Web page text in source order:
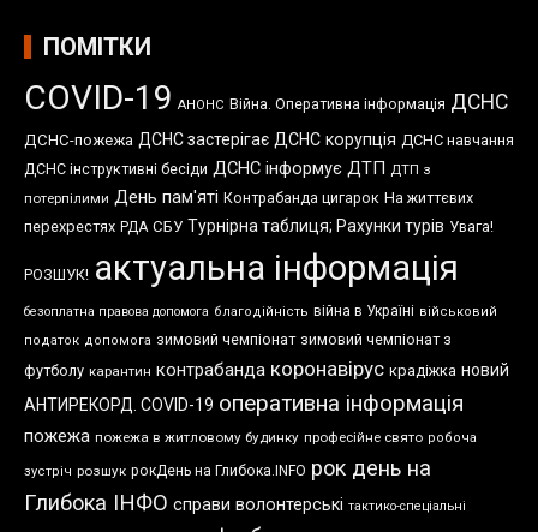
ПОМІТКИ
COVID-19 АНОНС Війна. Оперативна інформація ДСНС
ДСНС-пожежа ДСНС застерігає ДСНС корупція ДСНС навчання
ДСНС інструктивні бесіди ДСНС інформує ДТП ДТП з
потерпілими День пам'яті Контрабанда цигарок На життєвих
перехрестях РДА СБУ Турнірна таблиця; Рахунки турів Увага!
РОЗШУК! актуальна інформація
безоплатна правова допомога благодійність війна в Україні військовий
податок допомога зимовий чемпіонат зимовий чемпіонат з
футболу карантин контрабанда коронавірус крадіжка новий
АНТИРЕКОРД. COVID-19 оперативна інформація
пожежа пожежа в житловому будинку професійне свято робоча
зустріч розшук рокДень на Глибока.INFO рок день на
Глибока ІНФО справи волонтерські тактико-спеціальні